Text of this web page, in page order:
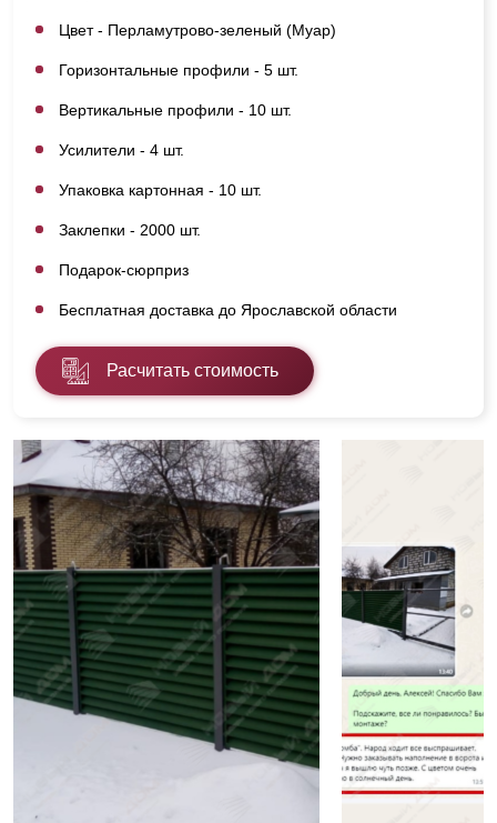
Цвет - Перламутрово-зеленый (Муар)
Горизонтальные профили - 5 шт.
Вертикальные профили - 10 шт.
Усилители - 4 шт.
Упаковка картонная - 10 шт.
Заклепки - 2000 шт.
Подарок-сюрприз
Бесплатная доставка до Ярославской области
Расчитать стоимость